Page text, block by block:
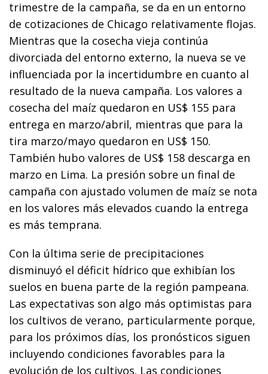
trimestre de la campaña, se da en un entorno
de cotizaciones de Chicago relativamente flojas.
Mientras que la cosecha vieja continúa
divorciada del entorno externo, la nueva se ve
influenciada por la incertidumbre en cuanto al
resultado de la nueva campaña. Los valores a
cosecha del maíz quedaron en US$ 155 para
entrega en marzo/abril, mientras que para la
tira marzo/mayo quedaron en US$ 150.
También hubo valores de US$ 158 descarga en
marzo en Lima. La presión sobre un final de
campaña con ajustado volumen de maíz se nota
en los valores más elevados cuando la entrega
es más temprana.
Con la última serie de precipitaciones
disminuyó el déficit hídrico que exhibían los
suelos en buena parte de la región pampeana.
Las expectativas son algo más optimistas para
los cultivos de verano, particularmente porque,
para los próximos días, los pronósticos siguen
incluyendo condiciones favorables para la
evolución de los cultivos. Las condiciones